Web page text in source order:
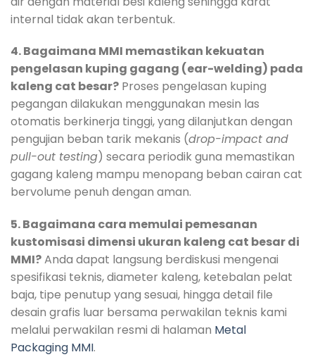
internal tidak akan terbentuk.
4. Bagaimana MMI memastikan kekuatan
pengelasan kuping gagang (ear-welding) pada
kaleng cat besar? Proses pengelasan kuping
pegangan dilakukan menggunakan mesin las
otomatis berkinerja tinggi, yang dilanjutkan dengan
pengujian beban tarik mekanis (drop-impact and
pull-out testing) secara periodik guna memastikan
gagang kaleng mampu menopang beban cairan cat
bervolume penuh dengan aman.
5. Bagaimana cara memulai pemesanan
kustomisasi dimensi ukuran kaleng cat besar di
MMI?Anda dapat langsung berdiskusi mengenai
spesifikasi teknis, diameter kaleng, ketebalan pelat
baja, tipe penutup yang sesuai, hingga detail file
desain grafis luar bersama perwakilan teknis kami
melalui perwakilan resmi di halaman Metal
Packaging MMI.